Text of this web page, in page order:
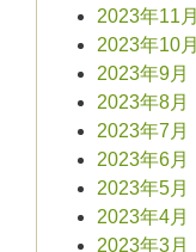
2023年11月
2023年10月
2023年9月
2023年8月
2023年7月
2023年6月
2023年5月
2023年4月
2023年3月